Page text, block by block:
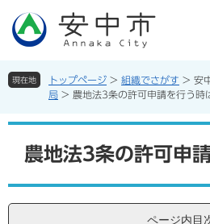
先
す。
を
し
現在地 トップページ > 組織でさがす > 安
局 > 農地法3条の許可申請を行う時
農地法3条の許可申
ページ内目